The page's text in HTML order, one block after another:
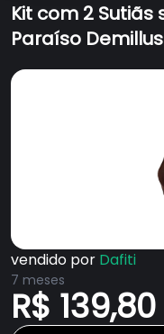
Kit com 2 Sutiãs
Paraíso
vendido por Dafiti
7 meses
R$ 139,80